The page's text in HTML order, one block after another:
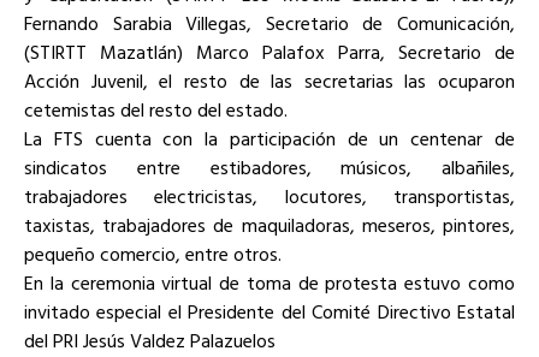
Fernando Sarabia Villegas, Secretario de Comunicación,
(STIRTT Mazatlán) Marco Palafox Parra, Secretario de
Acción Juvenil, el resto de las secretarias las ocuparon
cetemistas del resto del estado.
La FTS cuenta con la participación de un centenar de
sindicatos entre estibadores, músicos, albañiles,
trabajadores electricistas, locutores, transportistas,
taxistas, trabajadores de maquiladoras, meseros, pintores,
pequeño comercio, entre otros.
En la ceremonia virtual de toma de protesta estuvo como
invitado especial el Presidente del Comité Directivo Estatal
del PRI Jesús Valdez Palazuelos